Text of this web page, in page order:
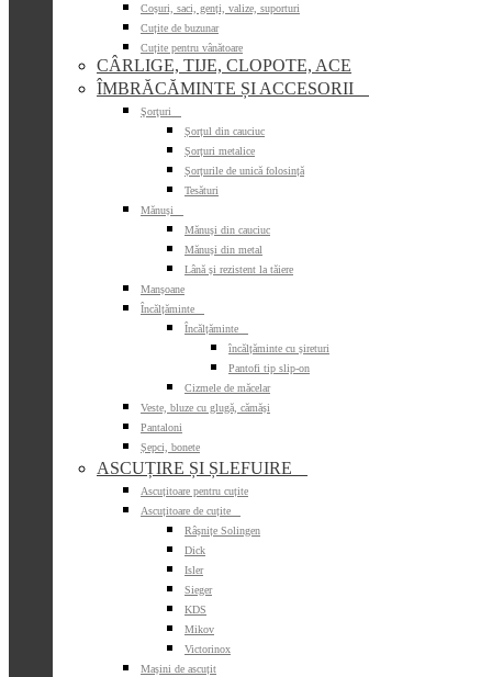
Coșuri, saci, genți, valize, suporturi
Cuțite de buzunar
Cuțite pentru vânătoare
CÂRLIGE, TIJE, CLOPOTE, ACE
ÎMBRĂCĂMINTE ȘI ACCESORII
Şorţuri
Șorțul din cauciuc
Șorțuri metalice
Șorțurile de unică folosință
Tesături
Mănuși
Mănuși din cauciuc
Mănuși din metal
Lână și rezistent la tăiere
Manșoane
Încălțăminte
Încălțăminte
încălțăminte cu șireturi
Pantofi tip slip-on
Cizmele de măcelar
Veste, bluze cu glugă, cămăși
Pantaloni
Șepci, bonete
ASCUȚIRE ȘI ȘLEFUIRE
Ascuțitoare pentru cuțite
Ascuțitoare de cuțite
Râșnițe Solingen
Dick
Isler
Sieger
KDS
Mikov
Victorinox
Mașini de ascuțit